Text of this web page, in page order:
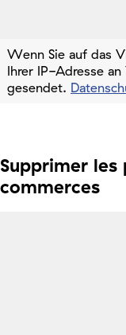
Wenn Sie auf das
Ihrer IP-Adresse
gesendet.
Supprimer les
commerces